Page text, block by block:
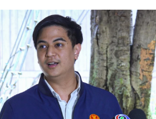
กไม่ส่งศาลฎีกาสอย 138 สว.โดนร้องเอาผิด